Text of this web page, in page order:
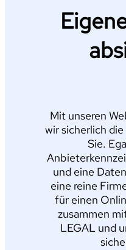
Mit unseren
wir sicherlich
Sie.
und eine
eine reine
für einen
zusammen
LEGAL und